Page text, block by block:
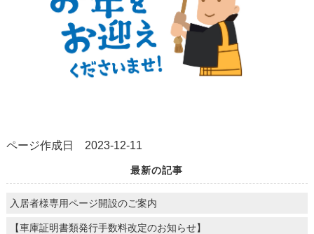
ページ作成日 2023-12-11
最新の記事
入居者様専用ページ開設のご案内
【車庫証明書類発行手数料改定のお知らせ】